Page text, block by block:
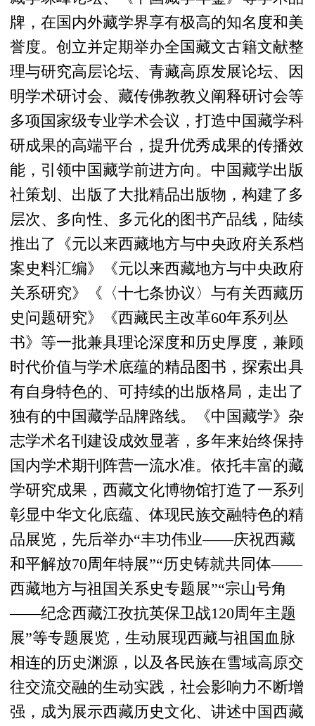
牌，在国内外藏学界享有极高的知名度和美
誉度。创立并定期举办全国藏文古籍文献整
理与研究高层论坛、青藏高原发展论坛、因
明学术研讨会、藏传佛教教义阐释研讨会等
多项国家级专业学术会议，打造中国藏学科
研成果的高端平台，提升优秀成果的传播效
能，引领中国藏学前进方向。中国藏学出版
社策划、出版了大批精品出版物，构建了多
层次、多向性、多元化的图书产品线，陆续
推出了《元以来西藏地方与中央政府关系档
案史料汇编》《元以来西藏地方与中央政府
关系研究》《〈十七条协议〉与有关西藏历
史问题研究》《西藏民主改革60年系列丛
书》等一批兼具理论深度和历史厚度，兼顾
时代价值与学术底蕴的精品图书，探索出具
有自身特色的、可持续的出版格局，走出了
独有的中国藏学品牌路线。《中国藏学》杂
志学术名刊建设成效显著，多年来始终保持
国内学术期刊阵营一流水准。依托丰富的藏
学研究成果，西藏文化博物馆打造了一系列
彰显中华文化底蕴、体现民族交融特色的精
品展览，先后举办“丰功伟业——庆祝西藏
和平解放70周年特展”“历史铸就共同体——
西藏地方与祖国关系史专题展”“宗山号角
——纪念西藏江孜抗英保卫战120周年主题
展”等专题展览，生动展现西藏与祖国血脉
相连的历史渊源，以及各民族在雪域高原交
往交流交融的生动实践，社会影响力不断增
强，成为展示西藏历史文化、讲述中国西藏